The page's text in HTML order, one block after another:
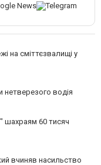
на сміттєзвалищі у
нетверезого водія
шахраям 60 тисяч
вчиняв насильство